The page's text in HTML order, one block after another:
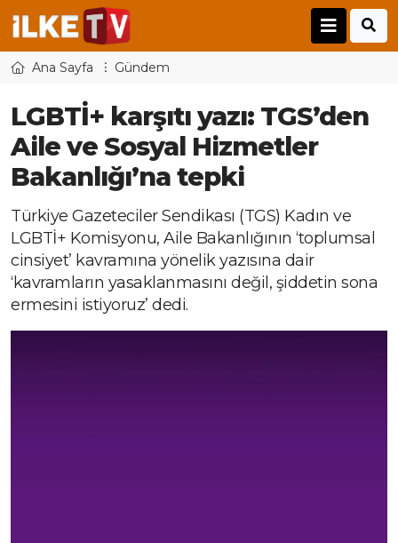
Ana Sayfa Gündem
LGBTİ+ karşıtı yazı: TGS’den
Aile ve Sosyal Hizmetler
Bakanlığı’na tepki
Türkiye Gazeteciler Sendikası (TGS) Kadın ve
LGBTİ+ Komisyonu, Aile Bakanlığının ‘toplumsal
cinsiyet’ kavramına yönelik yazısına dair
‘kavramların yasaklanmasını değil, şiddetin sona
ermesini istiyoruz’ dedi.